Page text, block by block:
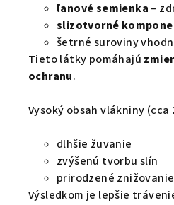
ľanové semienka –
slizotvorné
šetrné suroviny
Tieto látky pomáhajú
ochranu.
Vysoký obsah vlákniny (cca
dlhšie žuvanie
zvýšenú tvorbu slín
prirodzené
Výsledkom je lepšie